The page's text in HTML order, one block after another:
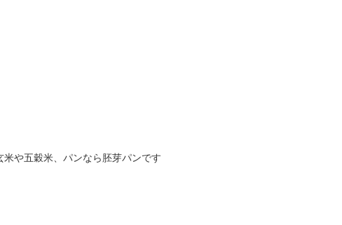
や五穀米、パンなら胚芽パンです